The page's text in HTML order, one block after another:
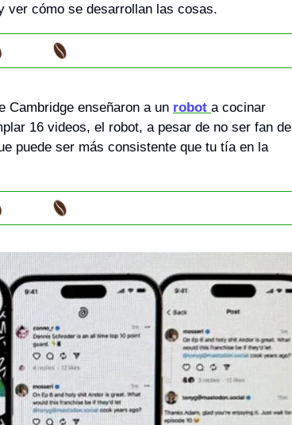
ver cómo se desarrollan las cosas.
Cambridge enseñaron a un robot a cocinar
16 videos, el robot, a pesar de no ser fan de
puede ser más consistente que tu tía en la